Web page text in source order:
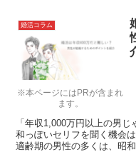
※本ページにはPRが含まれ
ます。
婚活コラム
「年収1,000万円以上の男
和っぽいセリフを聞く機会
適齢期の男性の多くは、昭